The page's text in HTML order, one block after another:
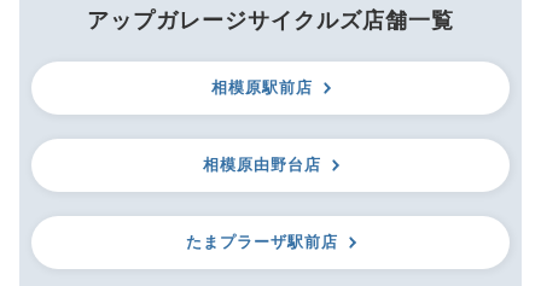
アップガレージサイクルズ店舗一覧
相模原駅前店
相模原由野台店
たまプラーザ駅前店